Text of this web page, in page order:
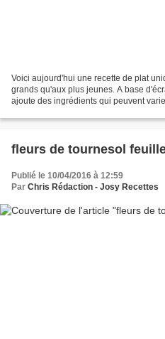
Voici aujourd'hui une recette de plat
grands qu'aux plus jeunes. A base
ajoute des ingrédients qui peuvent
fleurs de tournesol
Publié le 10/04/2016 à 12:59
Par Chris Rédaction - Josy Recettes